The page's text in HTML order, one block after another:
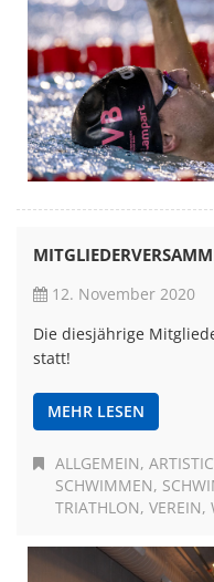
12. November 2020
Die diesjährige
statt!
MEHR LESEN
ALLGEMEIN
SCHWIMMEN
TRIATHLON VEREIN